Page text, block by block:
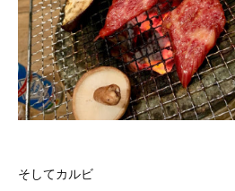
そしてカルビ